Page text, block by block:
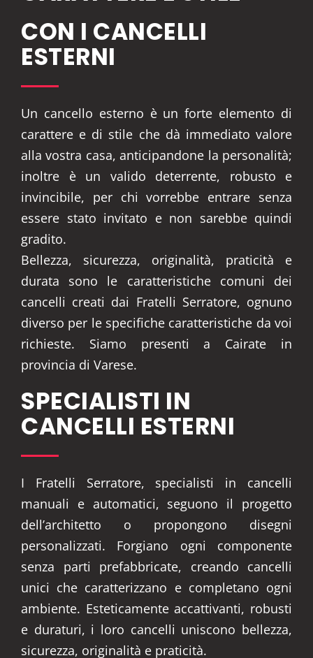
CON I CANCELLI
ESTERNI
Un cancello esterno è un forte elemento di
carattere e di stile che dà immediato valore
alla vostra casa, anticipandone la personalità;
inoltre è un valido deterrente, robusto e
invincibile, per chi vorrebbe entrare senza
essere stato invitato e non sarebbe quindi
gradito.
Bellezza, sicurezza, originalità, praticità e
durata sono le caratteristiche comuni dei
cancelli creati dai Fratelli Serratore, ognuno
diverso per le specifiche caratteristiche da voi
richieste. Siamo presenti a Cairate in
provincia di Varese.
SPECIALISTI IN
CANCELLI ESTERNI
I Fratelli Serratore, specialisti in cancelli
manuali e automatici, seguono il progetto
dell’architetto o propongono disegni
personalizzati. Forgiano ogni componente
senza parti prefabbricate, creando cancelli
unici che caratterizzano e completano ogni
ambiente. Esteticamente accattivanti, robusti
e duraturi, i loro cancelli uniscono bellezza,
sicurezza, originalità e praticità.